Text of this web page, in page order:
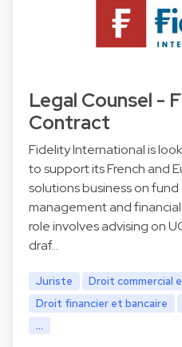
Legal Counsel -
Contract
Fidelity International is
to support its French and
solutions business on
management and
role involves advising on
draf…
Juriste
Droit commercial
Droit financier et bancaire
...